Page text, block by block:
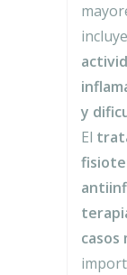
y
El
casos